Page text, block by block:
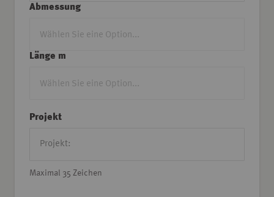
Abmessung
Länge m
Projekt
Maximal 35 Zeichen